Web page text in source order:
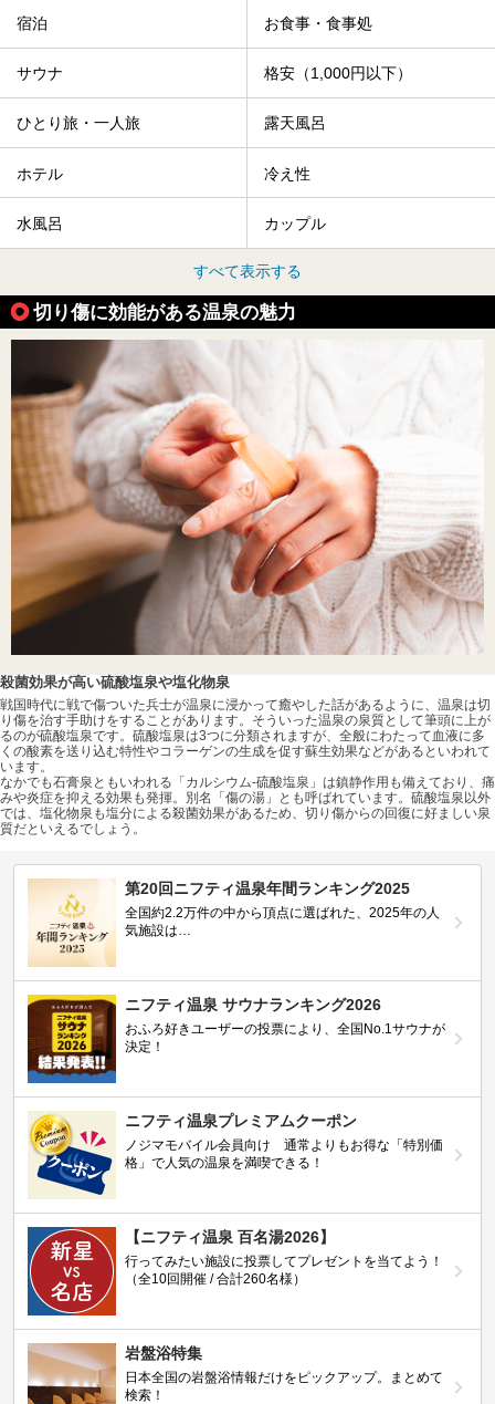
宿泊 お食事・食事処
サウナ 格安（1,000円以下）
ひとり旅・一人旅 露天風呂
ホテル 冷え性
水風呂 カップル
すべて表示する
切り傷に効能がある温泉の魅力
殺菌効果が高い硫酸塩泉や塩化物泉
戦国時代に戦で傷ついた兵士が温泉に浸かって癒やした話があるように、温泉は切
り傷を治す手助けをすることがあります。そういった温泉の泉質として筆頭に上が
るのが硫酸塩泉です。硫酸塩泉は3つに分類されますが、全般にわたって血液に多
くの酸素を送り込む特性やコラーゲンの生成を促す蘇生効果などがあるといわれて
います。
なかでも石膏泉ともいわれる「カルシウム-硫酸塩泉」は鎮静作用も備えており、痛
みや炎症を抑える効果も発揮。別名「傷の湯」とも呼ばれています。硫酸塩泉以外
では、塩化物泉も塩分による殺菌効果があるため、切り傷からの回復に好ましい泉
質だといえるでしょう。
第20回ニフティ温泉年間ランキング2025
全国約2.2万件の中から頂点に選ばれた、2025年の人
気施設は…
ニフティ温泉 サウナランキング2026
おふろ好きユーザーの投票により、全国No.1サウナが
決定！
ニフティ温泉プレミアムクーポン
ノジマモバイル会員向け 通常よりもお得な「特別価
格」で人気の温泉を満喫できる！
【ニフティ温泉 百名湯2026】
行ってみたい施設に投票してプレゼントを当てよう！
（全10回開催 / 合計260名様）
岩盤浴特集
日本全国の岩盤浴情報だけをピックアップ。まとめて
検索！